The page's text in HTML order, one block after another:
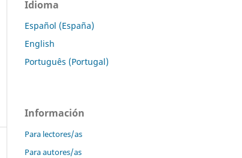
Idioma
Español (España)
English
Português (Portugal)
Información
Para lectores/as
Para autores/as